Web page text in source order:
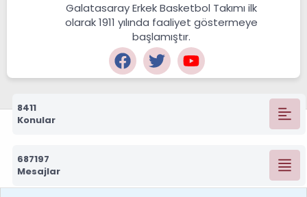
Galatasaray Erkek Basketbol Takımı ilk
olarak 1911 yılında faaliyet göstermeye
başlamıştır.
8411
Konular
687197
Mesajlar